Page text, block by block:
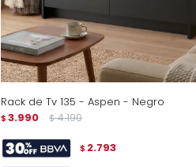
Rack de Tv 135 - Aspen - Negro
$ 3.990 $ 4.190
$ 2.793